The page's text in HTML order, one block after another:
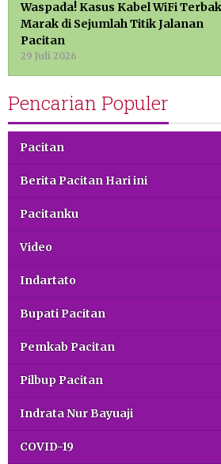
Waspada! Kasus Kabel WiFi
Marak di Sejumlah Titik Jalanan
Pacitan
29 Juli 2026
Pencarian Populer
Pacitan
Berita Pacitan Hari ini
Pacitanku
Video
Indartato
Bupati Pacitan
Pemkab Pacitan
Pilbup Pacitan
Indrata Nur Bayuaji
COVID-19